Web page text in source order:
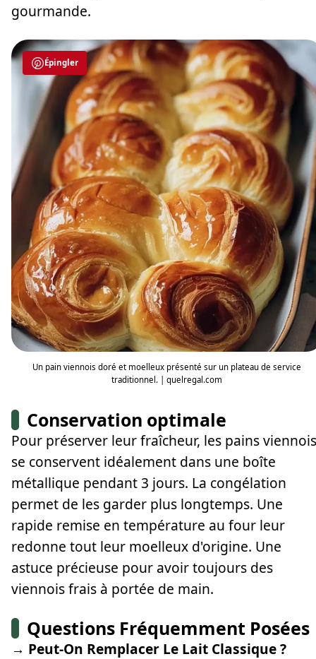
gourmande.
Épingler
Un pain viennois doré et moelleux présenté sur un plateau de service
traditionnel. | quelregal.com
Conservation optimale
Pour préserver leur fraîcheur, les pains viennois
se conservent idéalement dans une boîte
métallique pendant 3 jours. La congélation
permet de les garder plus longtemps. Une
rapide remise en température au four leur
redonne tout leur moelleux d'origine. Une
astuce précieuse pour avoir toujours des
viennois frais à portée de main.
Questions Fréquemment Posées
→ Peut-On Remplacer Le Lait Classique ?